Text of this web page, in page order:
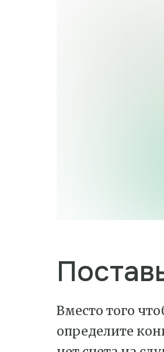
Вместо того
определите